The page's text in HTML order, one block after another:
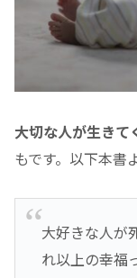
大切な人が生きて
もです。以下本書
大好きな人が
れ以上の幸福